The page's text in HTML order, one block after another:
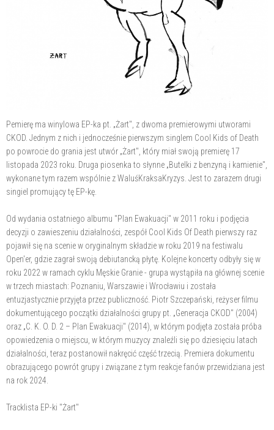
Pemierę ma winylowa EP-ka pt. „Żart", z dwoma premierowymi utworami
CKOD. Jednym z nich i jednocześnie pierwszym singlem Cool Kids of Death
po powrocie do grania jest utwór „Żart", który miał swoją premierę 17
listopada 2023 roku. Druga piosenka to słynne „Butelki z benzyną i kamienie",
wykonane tym razem wspólnie z WaluśKraksaKryzys. Jest to zarazem drugi
singiel promujący tę EP-kę.
Od wydania ostatniego albumu "Plan Ewakuacji" w 2011 roku i podjęcia
decyzji o zawieszeniu działalności, zespół Cool Kids Of Death pierwszy raz
pojawił się na scenie w oryginalnym składzie w roku 2019 na festiwalu
Open'er, gdzie zagrał swoją debiutancką płytę. Kolejne koncerty odbyły się w
roku 2022 w ramach cyklu Męskie Granie - grupa wystąpiła na głównej scenie
w trzech miastach: Poznaniu, Warszawie i Wrocławiu i została
entuzjastycznie przyjęta przez publiczność. Piotr Szczepański, reżyser filmu
dokumentującego początki działalności grupy pt. „Generacja CKOD" (2004)
oraz „C. K. O. D. 2 – Plan Ewakuacji" (2014), w którym podjęta została próba
opowiedzenia o miejscu, w którym muzycy znaleźli się po dziesięciu latach
działalności, teraz postanowił nakręcić część trzecią. Premiera dokumentu
obrazującego powrót grupy i związane z tym reakcje fanów przewidziana jest
na rok 2024.
Tracklista EP-ki "Żart"